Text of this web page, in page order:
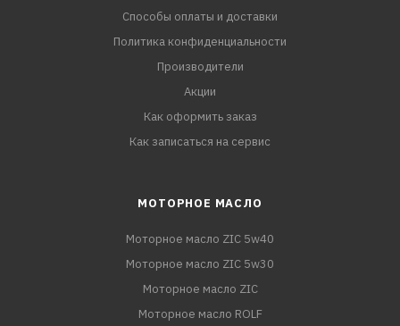
Способы оплаты и доставки
Политика конфиденциальности
Производители
Акции
Как оформить заказ
Как записаться на сервис
МОТОРНОЕ МАСЛО
Моторное масло ZIC 5w40
Моторное масло ZIC 5w30
Моторное масло ZIC
Моторное масло ROLF